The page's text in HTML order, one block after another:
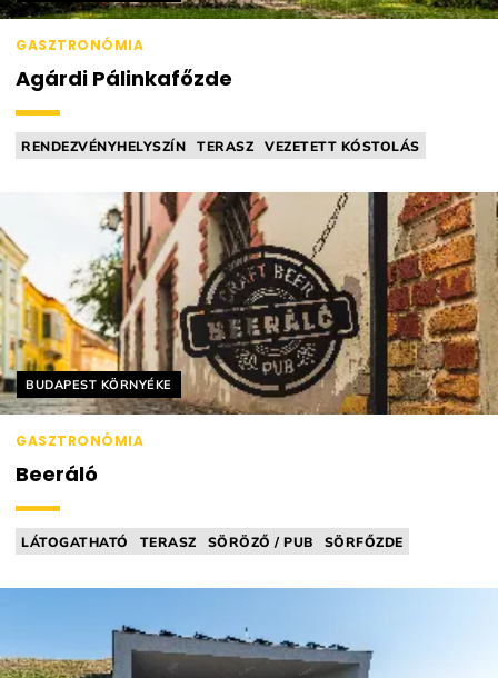
GASZTRONÓMIA
Agárdi Pálinkafőzde
RENDEZVÉNYHELYSZÍN TERASZ
VEZETETT KÓSTOLÁS
Helyszín címkék:
BUDAPEST KÖRNYÉKE
GASZTRONÓMIA
Beeráló
LÁTOGATHATÓ TERASZ SÖRÖZŐ / PUB
SÖRFŐZDE